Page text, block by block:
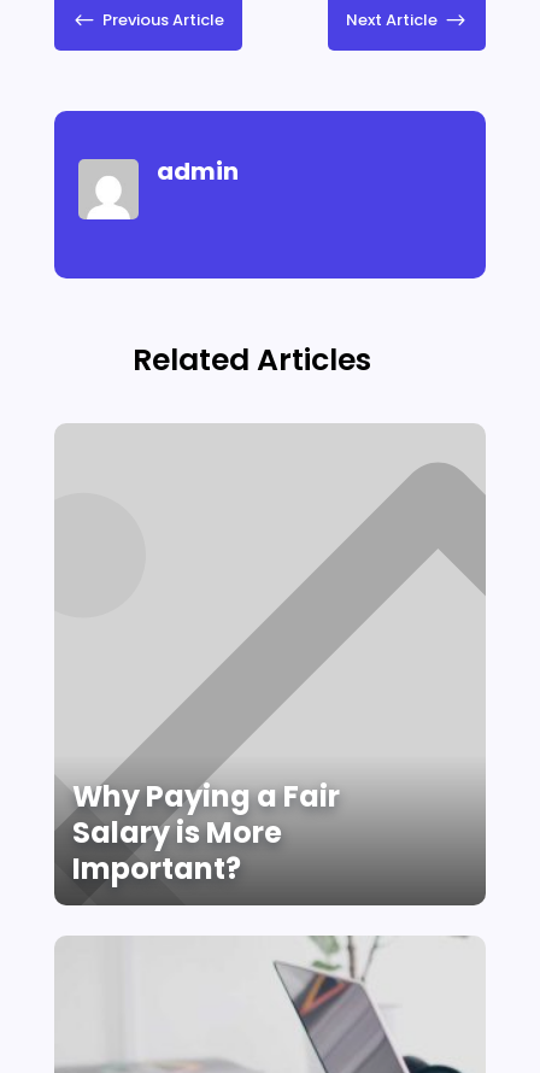
# Previous Article Next Article $
admin
Related Articles
Why Paying a Fair
Salary is More
Important?